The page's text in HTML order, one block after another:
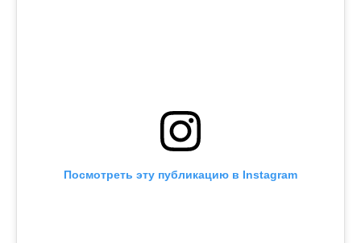
Посмотреть эту публикацию в Instagram